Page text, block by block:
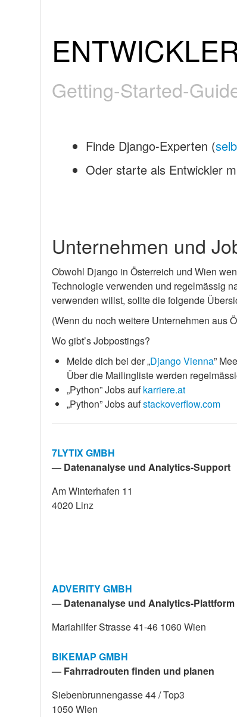
Getting-Started-
Finde Django-Experten (
Oder starte als Entwickler
Unternehmen und
Obwohl Django in Österreich und Wien
Technologie verwenden und regelmässig
verwenden willst, sollte die folgende
(Wenn du noch weitere Unternehmen aus
Wo gibt’s Jobpostings?
Melde dich bei der „Django Vienna”
Über die Mailingliste werden
„Python” Jobs aufkarriere.at
„Python” Jobs aufstackoverflow.com
7LYTIX GMBH
— Datenanalyse und Analytics-Support
Am Winterhafen 11
4020 Linz
ADVERITY GMBH
— Datenanalyse und Analytics-
Mariahilfer Strasse 41-46 1060 Wien
BIKEMAP GMBH
— Fahrradrouten finden und planen
Siebenbrunnengasse 44 / Top3
1050 Wien